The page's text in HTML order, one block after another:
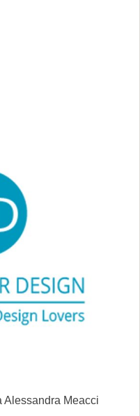
Alessandra Meacci